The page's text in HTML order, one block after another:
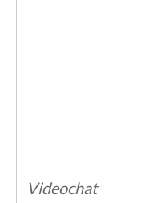
Videochat